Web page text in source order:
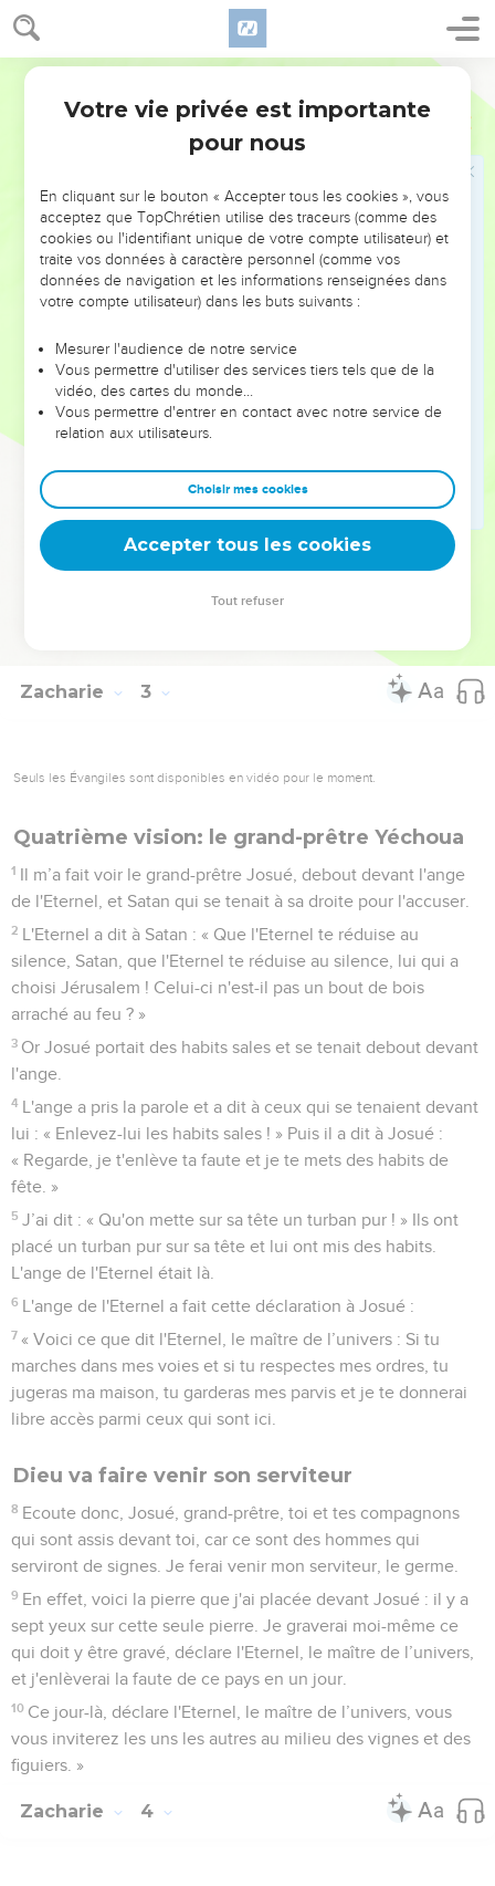
Zacharie 2
Le Seigneur rappelle les exilés
» Allons, allons ! Fuyez du pays du nord, déclare l'Eternel,
déclare l'Eternel.
Allons ! Sauve-toi, Sion, toi qui habites à Babylone,
car voici ce que dit l'Eternel, le maître de l’univers : Après
cela viendra la gloire. Il m'a envoyé vers les nations qui vous
ont dépouillés, car celui qui vous touche touche à la prunelle
de son œil.
Me voici, je lève ma main contre elles, elles seront la proie
l'Eternel, le maître de l’univers, m'a envoyé.
» Pousse des cris d'allégresse et réjouis-toi, fille de Sion !
En effet, je viens habiter au milieu de toi, déclare l'Eternel.
15
deviendront mon peuple. J'habiterai au milieu de toi, et tu
sauras que l'Eternel, le maître de l’univers, m'a envoyé vers
L'Eternel possédera Juda comme sa part dans la terre
Zacharie 3
Seuls les Évangiles sont disponibles en vidéo pour le moment.
Quatrième vision: le grand-prêtre Yéchoua
1 Il m’a fait voir le grand-prêtre Josué, debout devant l'ange
de l'Eternel, et Satan qui se tenait à sa droite pour l'accuser.
2 L'Eternel a dit à Satan : « Que l'Eternel te réduise au
silence, Satan, que l'Eternel te réduise au silence, lui qui a
choisi Jérusalem ! Celui-ci n'est-il pas un bout de bois
arraché au feu ? »
3 Or Josué portait des habits sales et se tenait debout devant
l'ange.
4 L'ange a pris la parole et a dit à ceux qui se tenaient devant
lui : « Enlevez-lui les habits sales ! » Puis il a dit à Josué :
« Regarde, je t'enlève ta faute et je te mets des habits de
fête. »
5 J’ai dit : « Qu'on mette sur sa tête un turban pur ! » Ils ont
placé un turban pur sur sa tête et lui ont mis des habits.
L'ange de l'Eternel était là.
6 L'ange de l'Eternel a fait cette déclaration à Josué :
7 « Voici ce que dit l'Eternel, le maître de l’univers : Si tu
marches dans mes voies et si tu respectes mes ordres, tu
jugeras ma maison, tu garderas mes parvis et je te donnerai
libre accès parmi ceux qui sont ici.
Dieu va faire venir son serviteur
8 Ecoute donc, Josué, grand-prêtre, toi et tes compagnons
qui sont assis devant toi, car ce sont des hommes qui
serviront de signes. Je ferai venir mon serviteur, le germe.
9 En effet, voici la pierre que j'ai placée devant Josué : il y a
sept yeux sur cette seule pierre. Je graverai moi-même ce
qui doit y être gravé, déclare l'Eternel, le maître de l’univers,
et j'enlèverai la faute de ce pays en un jour.
10 Ce jour-là, déclare l'Eternel, le maître de l’univers, vous
vous inviterez les uns les autres au milieu des vignes et des
figuiers. »
Zacharie 4
Votre vie privée est importante
pour nous
En cliquant sur le bouton « Accepter tous les cookies », vous
acceptez que TopChrétien utilise des traceurs (comme des
cookies ou l'identifiant unique de votre compte utilisateur) et
traite vos données à caractère personnel (comme vos
données de navigation et les informations renseignées dans
votre compte utilisateur) dans les buts suivants :
Mesurer l'audience de notre service
Vous permettre d'utiliser des services tiers tels que de la
vidéo, des cartes du monde…
Vous permettre d'entrer en contact avec notre service de
relation aux utilisateurs.
Choisir mes cookies
Accepter tous les cookies
Tout refuser